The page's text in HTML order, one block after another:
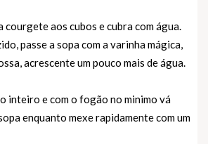
courgete aos cubos e cubra com água.
passe a sopa com a varinha mágica,
acrescente um pouco mais de água.
inteiro e com o fogão no minimo vá
enquanto mexe rapidamente com um